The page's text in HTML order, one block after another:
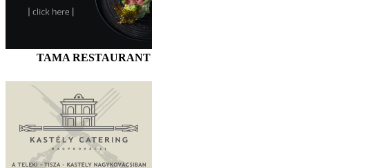
TAMA RESTAURANT